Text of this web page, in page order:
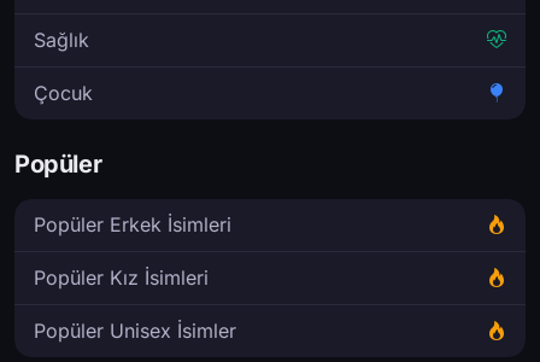
Sağlık
Çocuk
Popüler
Popüler Erkek İsimleri
Popüler Kız İsimleri
Popüler Unisex İsimler